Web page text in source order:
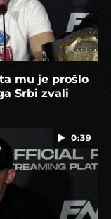
mu je prošlo
Srbi zvali
0:39